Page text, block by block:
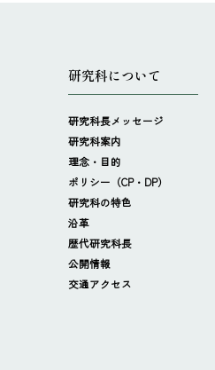
研究科について
研究科長メッセージ
研究科案内
理念・目的
ポリシー（CP・DP）
研究科の特色
沿革
歴代研究科長
公開情報
交通アクセス